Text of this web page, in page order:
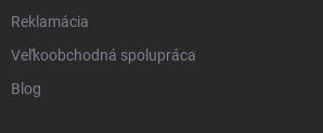
Reklamácia
Veľkoobchodná spolupráca
Blog